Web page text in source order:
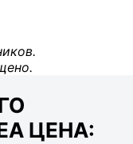
ЦЕНА: